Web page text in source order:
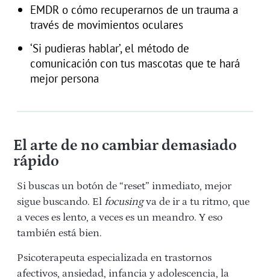
EMDR o cómo recuperarnos de un trauma a
través de movimientos oculares
‘Si pudieras hablar’, el método de
comunicación con tus mascotas que te hará
mejor persona
El arte de no cambiar demasiado
rápido
Si buscas un botón de “reset” inmediato, mejor
sigue buscando. El focusingva de ir a tu ritmo, que
a veces es lento, a veces es un meandro. Y eso
también está bien.
Psicoterapeuta especializada en trastornos
afectivos, ansiedad, infancia y adolescencia, la